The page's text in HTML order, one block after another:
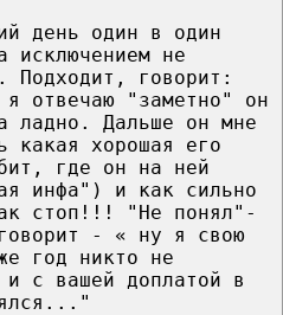
день один в один
исключением не
Подходит, говорит:
отвечаю "заметно" он
ладно. Дальше он мне
какая хорошая его
где он на ней
инфа") и как сильно
стоп!!! "Не понял"-
- « ну я свою
год никто не
с вашей доплатой в